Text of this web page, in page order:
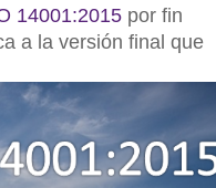
14001:2015 por fin
a la versión final que